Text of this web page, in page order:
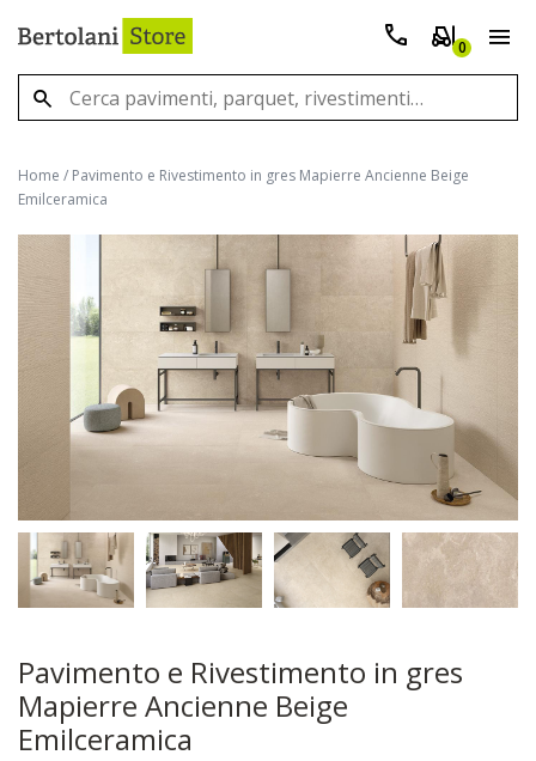
0
Home / Pavimento e Rivestimento in gres Mapierre Ancienne Beige
Emilceramica
Pavimento e Rivestimento in gres
Mapierre Ancienne Beige
Emilceramica